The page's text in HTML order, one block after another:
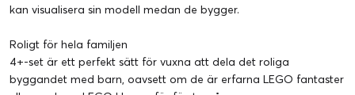
kan visualisera sin modell medan de bygger.
Roligt för hela familjen
4+-set är ett perfekt sätt för vuxna att dela det roliga
byggandet med barn, oavsett om de är erfarna LEGO fantaster